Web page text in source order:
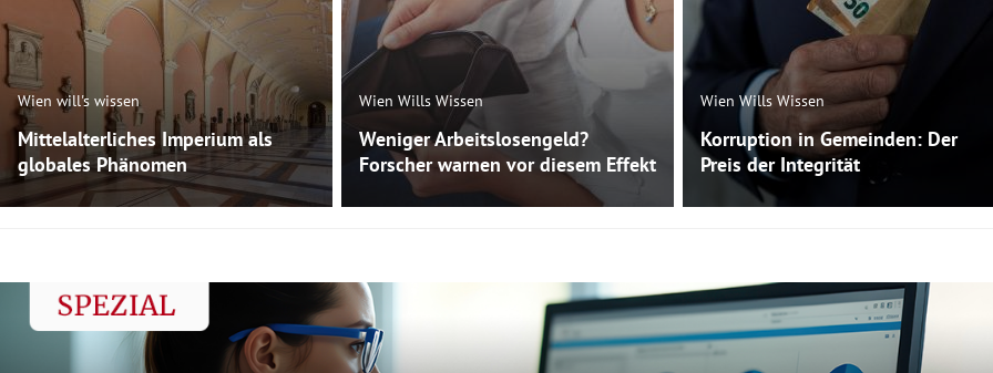
Wien will's wissen
Mittelalterliches Imperium als
globales Phänomen
Wien Wills Wissen
Weniger Arbeitslosengeld?
Forscher warnen vor diesem Effekt
Wien Wills Wissen
Korruption in Gemeinden: Der
Preis der Integrität